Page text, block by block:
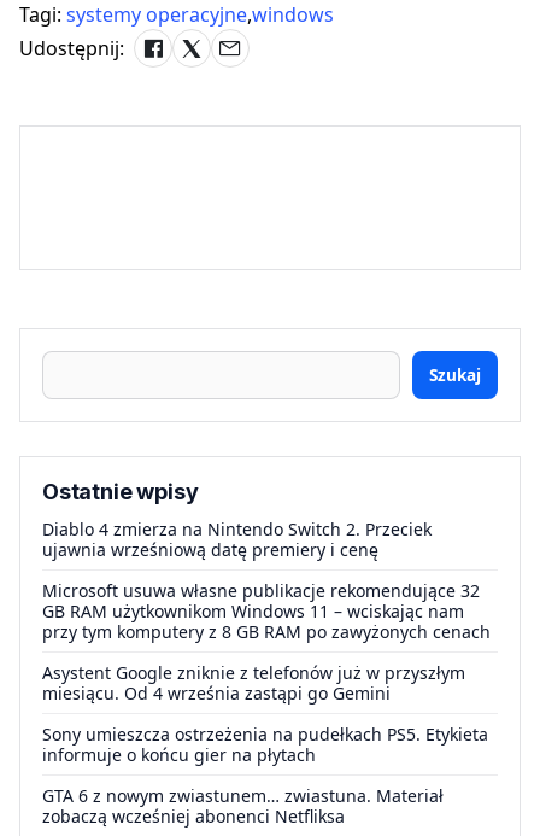
Tagi: systemy operacyjne,windows
Udostępnij:
Szukaj
Ostatnie wpisy
Diablo 4 zmierza na Nintendo Switch 2. Przeciek
ujawnia wrześniową datę premiery i cenę
Microsoft usuwa własne publikacje rekomendujące 32
GB RAM użytkownikom Windows 11 – wciskając nam
przy tym komputery z 8 GB RAM po zawyżonych cenach
Asystent Google zniknie z telefonów już w przyszłym
miesiącu. Od 4 września zastąpi go Gemini
Sony umieszcza ostrzeżenia na pudełkach PS5. Etykieta
informuje o końcu gier na płytach
GTA 6 z nowym zwiastunem… zwiastuna. Materiał
zobaczą wcześniej abonenci Netfliksa